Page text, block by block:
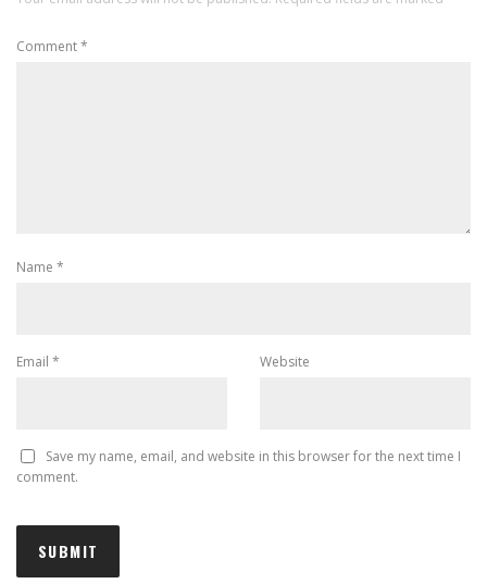
Comment*
Name *
Email * Website
Save my name, email, and website in this browser for the next time I
comment.